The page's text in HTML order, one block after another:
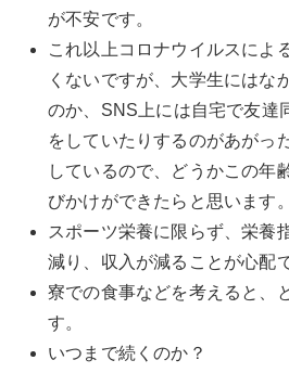
が不安です。
これ以上コロナウイルスによ
くないですが、大学生にはな
のか、SNS上には自宅で友達
をしていたりするのがあがっ
しているので、どうかこの年
びかけができたらと思います。
スポーツ栄養に限らず、栄養
減り、収入が減ることが心配
寮での食事などを考えると、
す。
いつまで続くのか？